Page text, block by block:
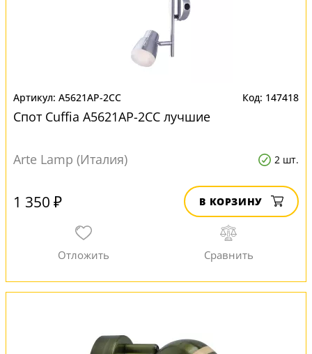
A5621AP-2CC 147418
Спот Cuffia A5621AP-2CC лучшие
Arte Lamp (Италия) 2 шт.
1 350 ₽ В КОРЗИНУ